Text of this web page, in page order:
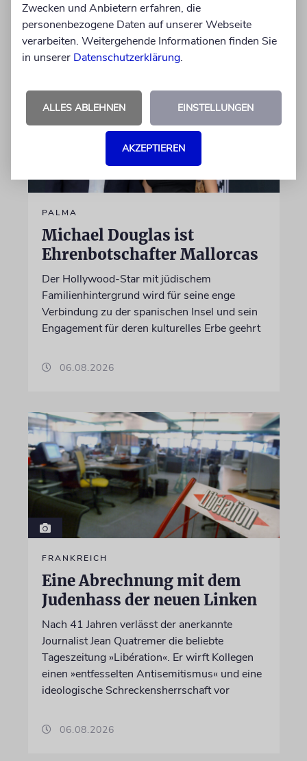
06.08.2026
PALMA
Michael Douglas ist
Ehrenbotschafter Mallorcas
Der Hollywood-Star mit jüdischem
Familienhintergrund wird für seine enge
Verbindung zu der spanischen Insel und sein
Engagement für deren kulturelles Erbe geehrt
06.08.2026
FRANKREICH
Eine Abrechnung mit dem
Judenhass der neuen Linken
Nach 41 Jahren verlässt der anerkannte
Journalist Jean Quatremer die beliebte
Tageszeitung »Libération«. Er wirft Kollegen
einen »entfesselten Antisemitismus« und eine
ideologische Schreckensherrschaft vor
06.08.2026
Zwecken und Anbietern erfahren, die
personenbezogene Daten auf unserer Webseite
verarbeiten. Weitergehende Informationen finden Sie
in unserer Datenschutzerklärung.
ALLES ABLEHNEN EINSTELLUNGEN
AKZEPTIEREN